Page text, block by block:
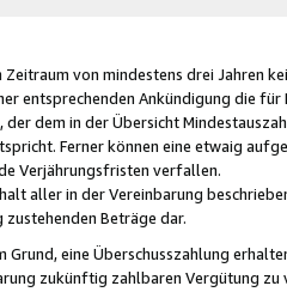
von mindestens drei Jahren
entsprechenden Ankündigung die
dem in der Übersicht
Ferner können eine etwaig
Verjährungsfristen verfallen.
aller in der Vereinbarung
Beträge dar.
Grund, eine Überschusszahlung
zukünftig zahlbaren Vergütung zu